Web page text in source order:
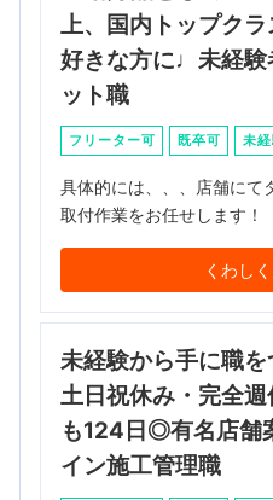
上、国内トップク
好きな方に♩未経験
ット職
フリーター可 既卒可 未
具体的には、、、店舗にて
取付作業をお任せします！
くわし
未経験から手に職
土日祝休み・完全
も124日◎有名店舗
イン施工管理職